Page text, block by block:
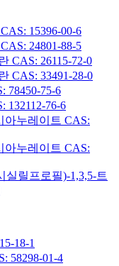
15396-00-6
24801-88-5
CAS: 26115-72-0
CAS: 33491-28-0
78450-75-6
132112-76-6
아누레이트 CAS:
아누레이트 CAS:
실릴프로필)-1,3,5-트
18-1
58298-01-4